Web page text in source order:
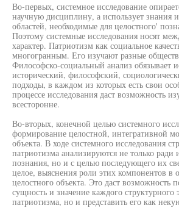
Во-первых, системное исследование
научную дисциплину, а использует знания
областей, необходимые для целостного'
Поэтому системные исследования носят
характер. Патриотизм как социальное
многогранным. Его изучают разные
Философско-социальный анализ обязывает
исторический, философский,
подходы, в каждом из которых есть свои
процессе исследования даст возможность
всесторонне.
Во-вторых, конечной целью системного
формирование целостной, интегративной
объекта. В ходе системного исследования
патриотизма анализируются не только ради
познания, но и с целью последующего их
целое, выяснения роли этих компонентов в
целостного объекта. Это даст возможность
сущность и значение каждого структурного
патриотизма, но и представить его как